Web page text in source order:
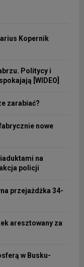
Kopernik
Politycy i
[WIDEO]
zarabiać?
nowe
na
policji
przejażdżka 34-
aresztowany za
w Busku-